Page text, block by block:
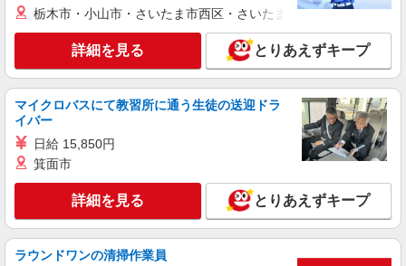
栃木市・小山市・さいたま市西区・さいたま市岩槻区・久喜市・
詳細を見る とりあえずキープ
マイクロバスにて教習所に通う生徒の送迎ドラ
イバー
日給 15,850円
箕面市
詳細を見る とりあえずキープ
ラウンドワンの清掃作業員